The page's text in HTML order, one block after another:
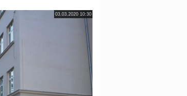
03.03.2020 10:30